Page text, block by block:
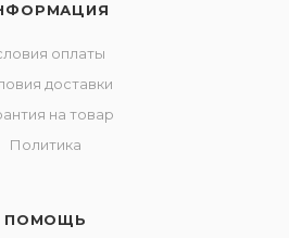
оплаты
доставки
на товар
Политика
ПОМОЩЬ